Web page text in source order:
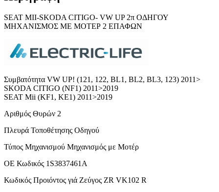
SEAT MII-SKODA CITIGO- VW UP 2π ΟΔΗΓΟΥ
ΜΗΧANIΣΜΟΣ ΜΕ ΜΟΤΕΡ 2 ΕΠΑΦΩΝ
Συμβατότητα VW UP! (121, 122, BL1, BL2, BL3, 123) 2011>
SKODA CITIGO (NF1) 2011>2019
SEAT Mii (KF1, KE1) 2011>2019
Αριθμός Θυρών 2
Πλευρά Τοποθέτησης Οδηγού
Τύπος Μηχανισμού Μηχανισμός με Μοτέρ
ΟΕ Κωδικός 1S3837461A
Κωδικός Προιόντος γιά Ζεύγος ZR VK102 R